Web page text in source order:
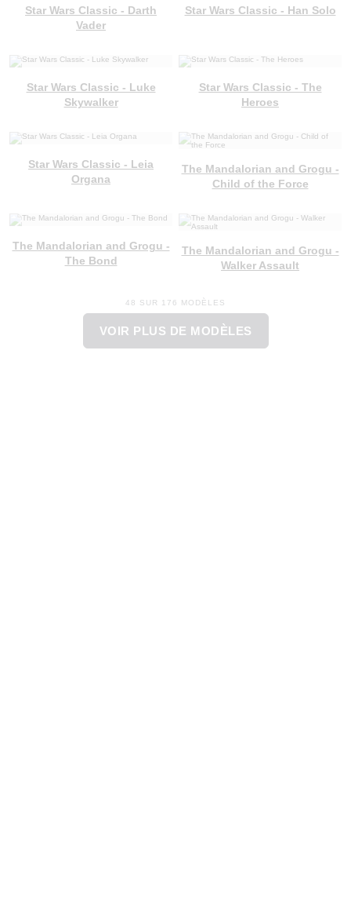
Star Wars Classic - Darth
Vader
Star Wars Classic - Han Solo
Star Wars Classic - Luke
Skywalker
Star Wars Classic - The
Heroes
Star Wars Classic - Leia
Organa
The Mandalorian and Grogu -
Child of the Force
The Mandalorian and Grogu -
The Bond
The Mandalorian and Grogu -
Walker Assault
48 SUR 176 MODÈLES
VOIR PLUS DE MODÈLES